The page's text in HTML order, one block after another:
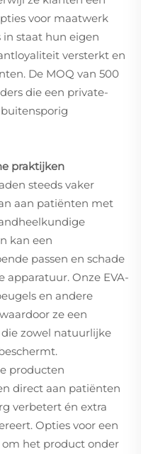
voor maatwerk
staat hun eigen
versterkt en
De MOQ van 500
die een private-
praktijken
steeds vaker
aan patiënten met
kan een
passen en schade
apparatuur. Onze EVA-
en andere
ze een
zowel natuurlijke
producten
direct aan patiënten
verbetert én extra
Opties voor een
het product onder